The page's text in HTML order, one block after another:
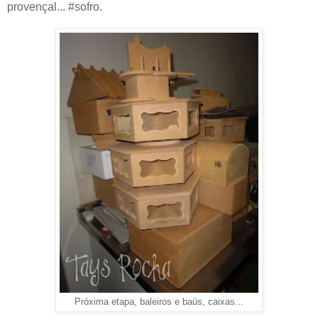
provençal... #sofro.
Próxima etapa, baleiros e baús, caixas...